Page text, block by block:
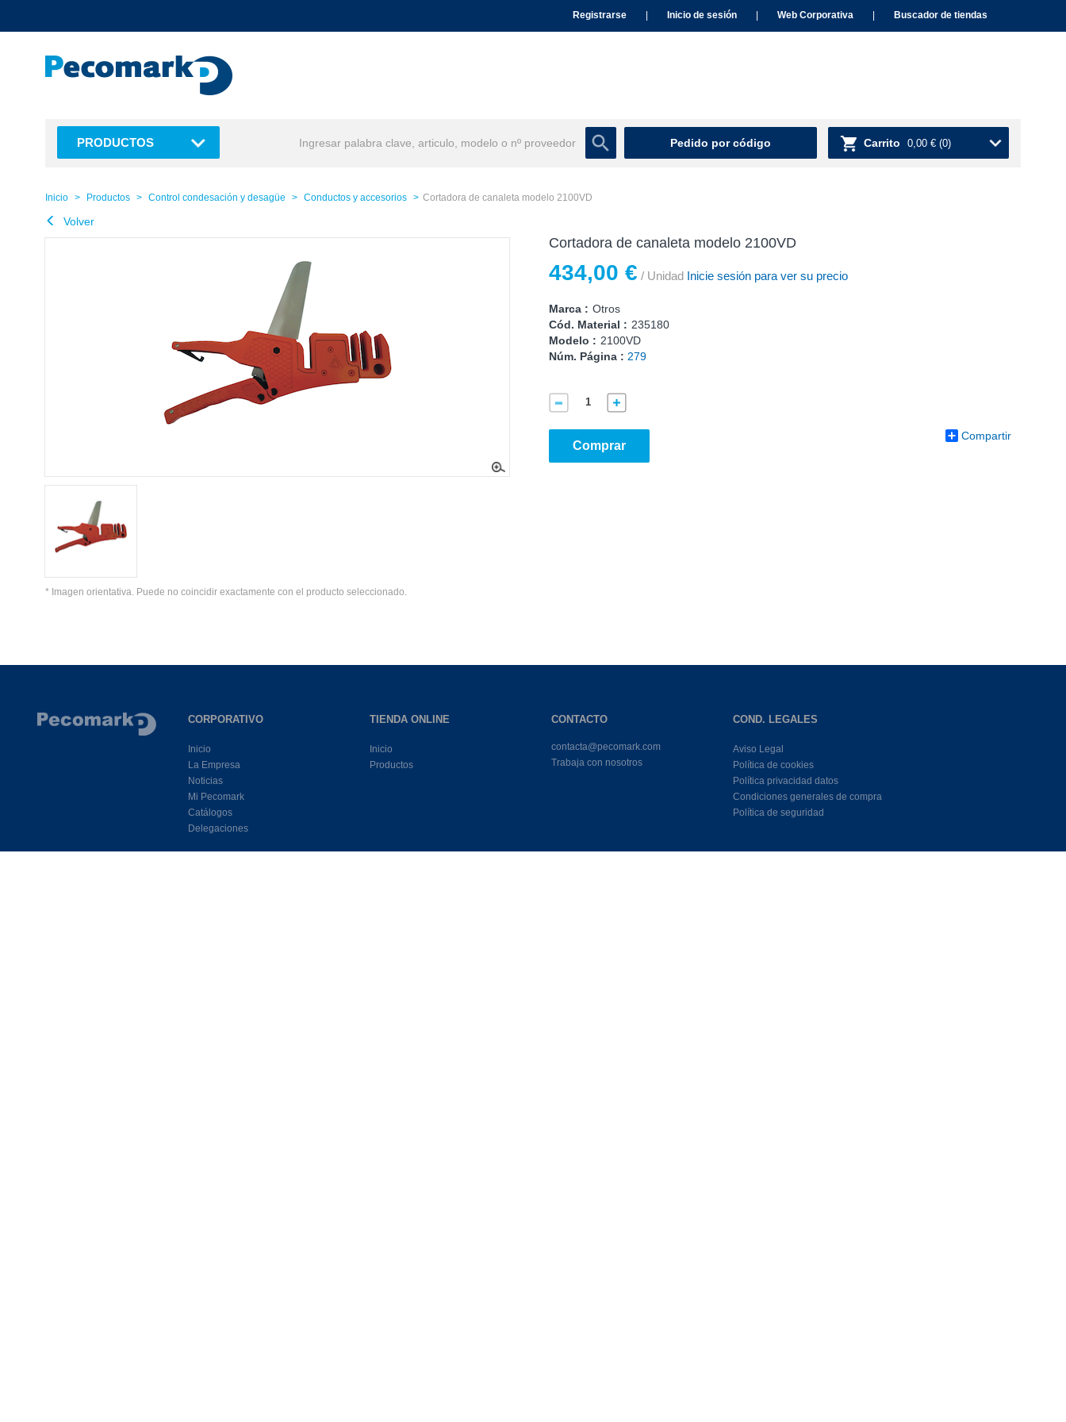
Registrarse Inicio de sesión Web Corporativa Buscador de tiendas
Pedido por código Carrito 0,00 € (0)
PRODUCTOS
Inicio Productos Control condesación y desagüe Conductos y accesorios Cortadora de canaleta modelo 2100VD
Volver
* Imagen orientativa. Puede no coincidir exactamente con el producto seleccionado.
Cortadora de canaleta modelo 2100VD
434,00 € / Unidad Inicie sesión para ver su precio
Marca : Otros
Cód. Material : 235180
Modelo : 2100VD
Núm. Página : 279
Comprar
Compartir
CORPORATIVO
Inicio
La Empresa
Noticias
Mi Pecomark
Catálogos
Delegaciones
TIENDA ONLINE
Inicio
Productos
CONTACTO
contacta@pecomark.com
Trabaja con nosotros
COND. LEGALES
Aviso Legal
Política de cookies
Política privacidad datos
Condiciones generales de compra
Política de seguridad